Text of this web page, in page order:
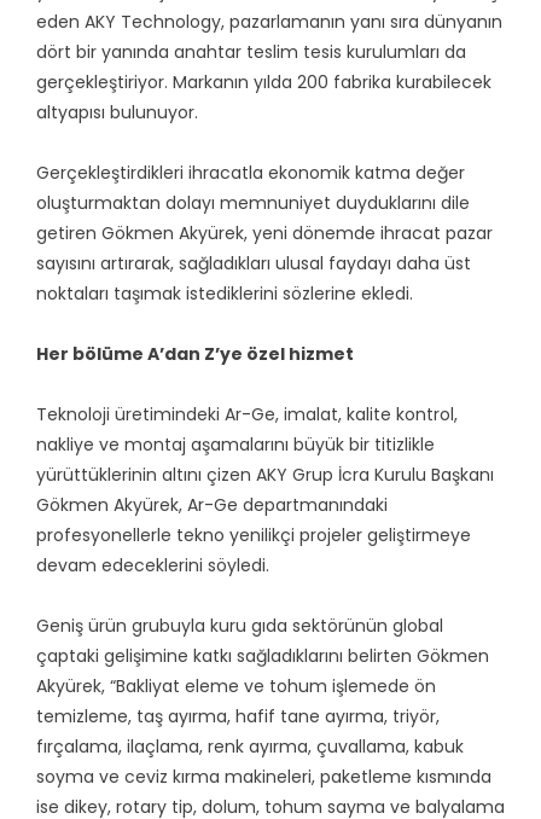
eden AKY Technology, pazarlamanın yanı sıra dünyanın
dört bir yanında anahtar teslim tesis kurulumları da
gerçekleştiriyor. Markanın yılda 200 fabrika kurabilecek
altyapısı bulunuyor.
Gerçekleştirdikleri ihracatla ekonomik katma değer
oluşturmaktan dolayı memnuniyet duyduklarını dile
getiren Gökmen Akyürek, yeni dönemde ihracat pazar
sayısını artırarak, sağladıkları ulusal faydayı daha üst
noktaları taşımak istediklerini sözlerine ekledi.
Her bölüme A’dan Z’ye özel hizmet
Teknoloji üretimindeki Ar-Ge, imalat, kalite kontrol,
nakliye ve montaj aşamalarını büyük bir titizlikle
yürüttüklerinin altını çizen AKY Grup İcra Kurulu Başkanı
Gökmen Akyürek, Ar-Ge departmanındaki
profesyonellerle tekno yenilikçi projeler geliştirmeye
devam edeceklerini söyledi.
Geniş ürün grubuyla kuru gıda sektörünün global
çaptaki gelişimine katkı sağladıklarını belirten Gökmen
Akyürek, “Bakliyat eleme ve tohum işlemede ön
temizleme, taş ayırma, hafif tane ayırma, triyör,
fırçalama, ilaçlama, renk ayırma, çuvallama, kabuk
soyma ve ceviz kırma makineleri, paketleme kısmında
ise dikey, rotary tip, dolum, tohum sayma ve balyalama